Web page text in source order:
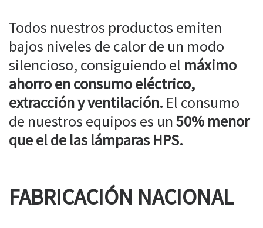
Todos nuestros productos emiten
bajos niveles de calor de un modo
silencioso, consiguiendo el máximo
ahorro en consumo eléctrico,
extracción y ventilación. El consumo
de nuestros equipos es un50% menor
que el de las lámparas HPS.
FABRICACIÓN NACIONAL